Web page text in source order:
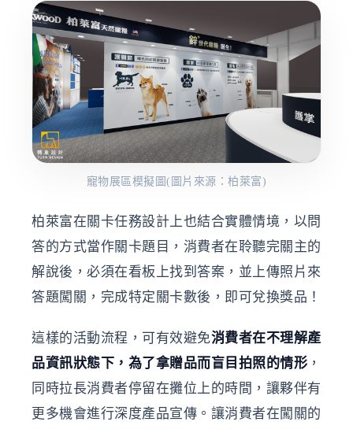
寵物展區模擬圖(圖片來源：柏萊富)
柏萊富在關卡任務設計上也結合實體情境，以問
答的方式當作關卡題目，消費者在聆聽完關主的
解說後，必須在看板上找到答案，並上傳照片來
答題闖關，完成特定關卡數後，即可兌換獎品！
這樣的活動流程，可有效避免消費者在不理解產
品資訊狀態下，為了拿贈品而盲目拍照的情形 ，
同時拉長消費者停留在攤位上的時間，讓夥伴有
更多機會進行深度產品宣傳。讓消費者在闖關的